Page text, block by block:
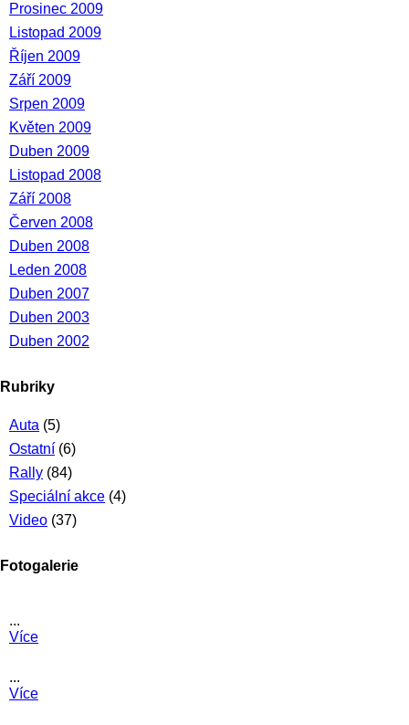
Prosinec 2009
Listopad 2009
Říjen 2009
Září 2009
Srpen 2009
Květen 2009
Duben 2009
Listopad 2008
Září 2008
Červen 2008
Duben 2008
Leden 2008
Duben 2007
Duben 2003
Duben 2002
Rubriky
Auta (5)
Ostatní (6)
Rally (84)
Speciální akce (4)
Video (37)
Fotogalerie
...
Více
...
Více